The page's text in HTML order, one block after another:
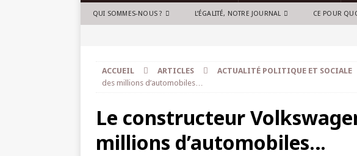
QUI SOMMES-NOUS ? L’ÉGALITÉ, NOTRE JOURNAL CE POUR
ACCUEIL ARTICLES ACTUALITÉ POLITIQUE ET SOCIALE
des millions d’automobiles…
Le constructeur
millions d’automobiles…